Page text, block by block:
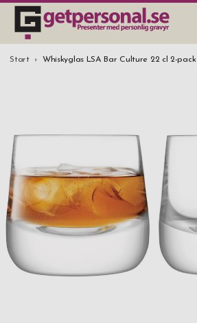
PRESENTER & PRYLAR
PRESENTTIPS
BRÖLLOPSPRESENT 2026
STUDENTPRESENT 2026
Start Whiskyglas LSA Bar Culture 22 cl 2-pack